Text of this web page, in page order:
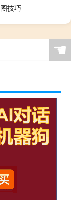
技巧
☚